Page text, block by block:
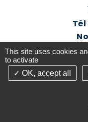
Tél
This site uses cookies
to activate
OK, accept all